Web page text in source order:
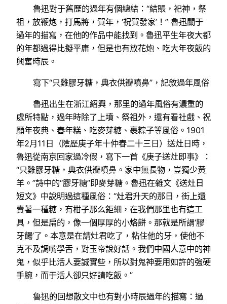
魯迅對于舊歷的過年有個總結：“結賬，祀神，祭
祖，放鞭炮，打馬將，賀年，‘祝賀發家’！” 魯迅關于
過年的描寫，在他的作品中能找到。魯迅平生年夜大都
的年都過得比擬平庸，但是也有放花炮、吃大年夜飯的
興奮時辰。
寫下“只雞膠牙糖，典衣供瓣噴鼻”，記敘過年風俗
魯迅出生在浙江紹興，那里的過年風俗有濃重的
處所特點，過年時除了上墳、祭祖外，還有看社戲、祝
願年夜典、舂年糕、吃麥芽糖、裹粽子等風俗。1901
年2月11日（陰歷庚子年十仲春二十三日）送灶日時，
魯迅從南京回家過冷假，寫下一首《庚子送灶即事》：
“只雞膠牙糖，典衣供瓣噴鼻。家中無長物，豈獨少黃
羊。”詩中的“膠牙糖”即麥芽糖。魯迅在雜文《送灶日
短文》中說明過這種風俗：“灶君升天的那日，街上還
賣著一種糖，有柑子那么鉅細，在我們那里也有這工
具，但是扁的，像一個厚厚的小烙餅。那就是所謂‘膠
牙餳’了。本意是在請灶君吃了，粘住他的牙，使他不
克不及調嘴學舌，對玉帝說好話。我們中國人意中的神
鬼，似乎比活人要誠實些，所以對鬼神要用如許的強硬
手腕，而于活人卻只好請吃飯。”
魯迅的回想散文中也有對小時辰過年的描寫：過